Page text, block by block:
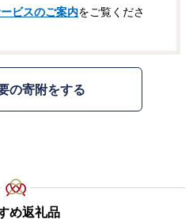
ビスのご案内をご覧くださ
の寄附をする
め返礼品